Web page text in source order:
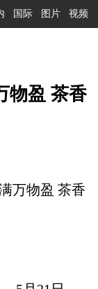
国际 图片 视频
物盈 茶香
万物盈 茶香